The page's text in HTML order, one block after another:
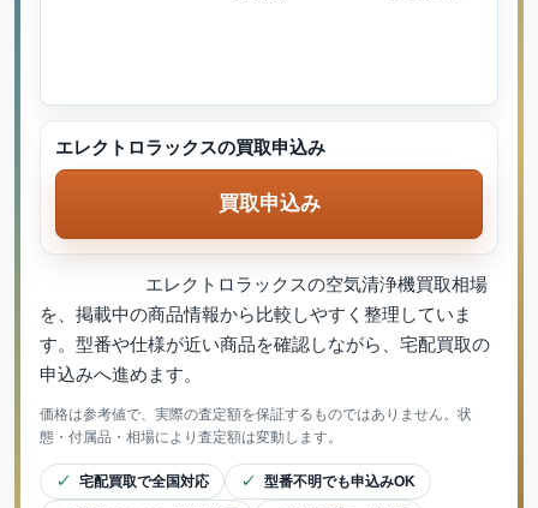
エレクトロラックスの空気清浄機買取相場
を、掲載中の商品情報から比較しやすく整理していま
す。型番や仕様が近い商品を確認しながら、宅配買取の
申込みへ進めます。
価格は参考値で、実際の査定額を保証するものではありません。状
態・付属品・相場により査定額は変動します。
宅配買取で全国対応 型番不明でも申込みOK
エレクトロラックスの買取申込み
買取申込み